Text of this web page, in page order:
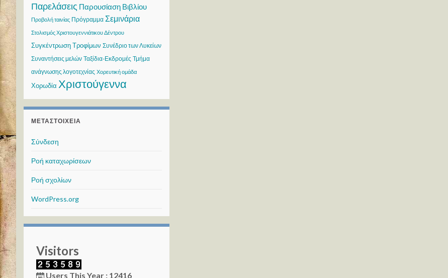
Παρελάσεις Παρουσίαση Βιβλίου
Προβολή ταινίας Πρόγραμμα Σεμινάρια
Στολισμός Χριστουγεννιάτικου Δέντρου
Συγκέντρωση Τροφίμων Συνέδριο των Λυκείων
Συναντήσεις μελών Ταξίδια-Εκδρομές Τμήμα
ανάγνωσης λογοτεχνίας Χορευτική ομάδα
Χορωδία Χριστούγεννα
ΜΕΤΑΣΤΟΙΧΕΊΑ
Σύνδεση
Ροή καταχωρίσεων
Ροή σχολίων
WordPress.org
Visitors
Users This Year : 12416